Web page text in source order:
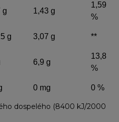
g 1,43 g
1,59
%
g 3,07 g **
6,9 g
13,8
%
0 mg 0 %
dospelého (8400 kJ/2000